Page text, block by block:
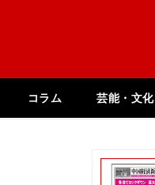
コラム 芸能・文化